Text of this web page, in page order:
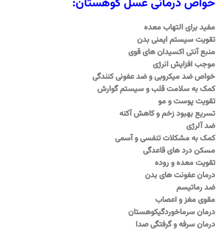
مفید برای التهاب معده
تقویت سیستم ایمنی بدن
منبع آنتی اکسیدان های قوی
موجب افزایش انرژی
خواص ضد میکروبی و ضد عفونی کنندگی
کمک به سلامت قلب و سیستم گوارش
تقویت پوست و مو
تسریع بهبود زخم و کاهش آکنه
ضد آلرژی
کمک به مشکلات تنفسی و آسمی
مسکن درد های قاعدگی
تقویت معده و روده
درمان عفونت های بدن
ضد رماتیسم
مقوی مغز و اعصاب
درمان سرماخوردگیکوهستان
درمان سرفه و گرفتگی صدا